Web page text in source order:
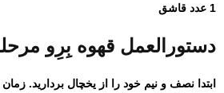
1 عدد قاشق
دستورالعمل قهوه بِرِو
ابتدا نصف و نیم خود را از یخچال بردارید.